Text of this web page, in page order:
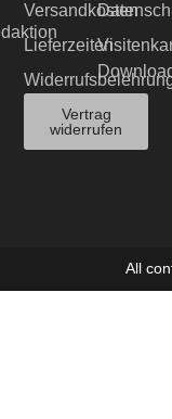
Versandkosten
Lieferzeiten
Vertrag
widerrufen
All